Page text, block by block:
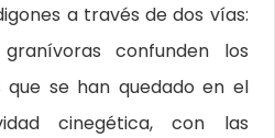
a través de dos vías:
confunden los
que se han quedado en el
cinegética, con las